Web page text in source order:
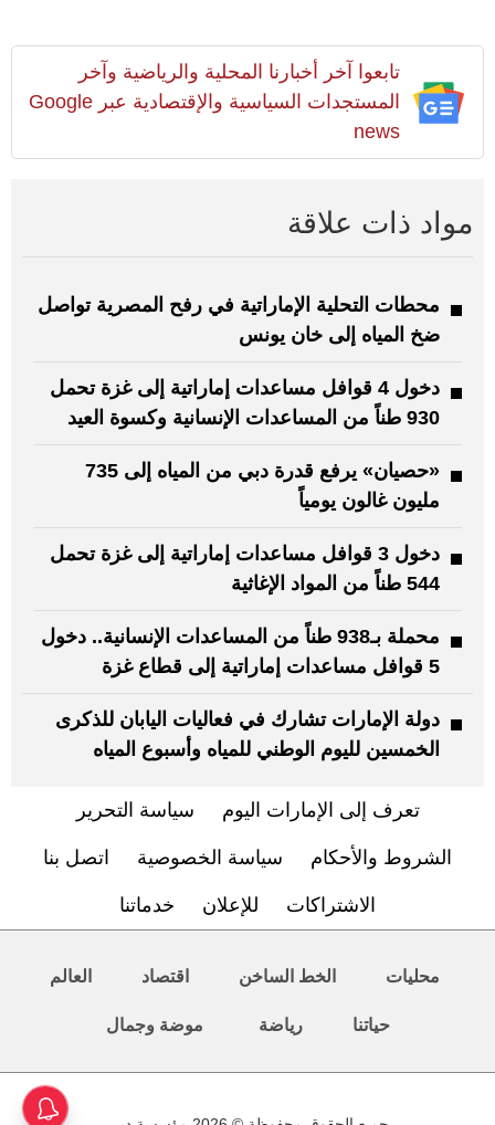
تابعوا آخر أخبارنا المحلية والرياضية وآخر
المستجدات السياسية والإقتصادية عبر Google
news
مواد ذات علاقة
محطات التحلية الإماراتية في رفح المصرية تواصل
ضخ المياه إلى خان يونس
دخول 4 قوافل مساعدات إماراتية إلى غزة تحمل
930 طناً من المساعدات الإنسانية وكسوة العيد
«حصيان» يرفع قدرة دبي من المياه إلى 735
مليون غالون يومياً
دخول 3 قوافل مساعدات إماراتية إلى غزة تحمل
544 طناً من المواد الإغاثية
محملة بـ938 طناً من المساعدات الإنسانية.. دخول
5 قوافل مساعدات إماراتية إلى قطاع غزة
دولة الإمارات تشارك في فعاليات اليابان للذكرى
الخمسين لليوم الوطني للمياه وأسبوع المياه
تعرف إلى الإمارات اليوم سياسة التحرير
الشروط والأحكام سياسة الخصوصية اتصل بنا
الاشتراكات للإعلان خدماتنا
محليات الخط الساخن اقتصاد العالم
حياتنا رياضة موضة وجمال